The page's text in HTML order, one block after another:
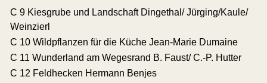
C 9 Kiesgrube und Landschaft Dingethal/ Jürging/Kaule/
Weinzierl
C 10 Wildpflanzen für die Küche Jean-Marie Dumaine
C 11 Wunderland am Wegesrand B. Faust/ C.-P. Hutter
C 12 Feldhecken Hermann Benjes